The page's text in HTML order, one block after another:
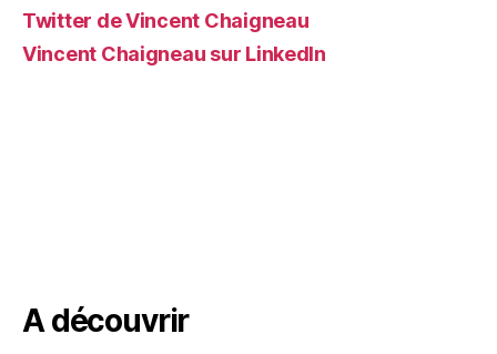
Twitter de Vincent Chaigneau
Vincent Chaigneau sur LinkedIn
A découvrir